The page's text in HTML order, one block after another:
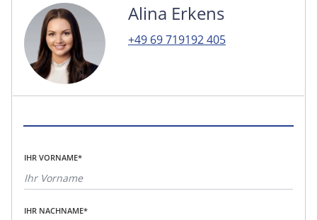
Alina Erkens
+49 69 719192 405
IHR VORNAME*
IHR NACHNAME*